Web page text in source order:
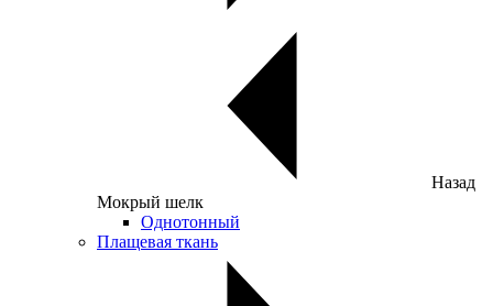
Назад
Мокрый шелк
Однотонный
Плащевая ткань